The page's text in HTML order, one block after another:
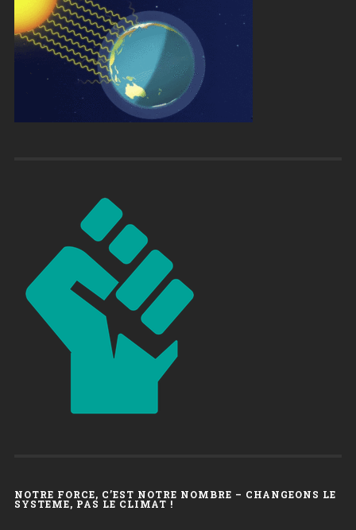
NOTRE FORCE, C’EST NOTRE NOMBRE – CHANGEONS LE
SYSTEME, PAS LE CLIMAT !